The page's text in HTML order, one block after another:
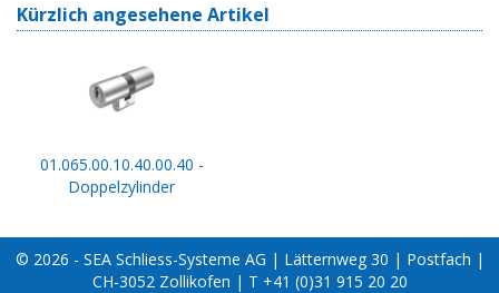
Kürzlich angesehene Artikel
01.065.00.10.40.00.40 -
Doppelzylinder
© 2026 - SEA Schliess-Systeme AG | Lätternweg 30 | Postfach |
CH-3052 Zollikofen | T +41 (0)31 915 20 20